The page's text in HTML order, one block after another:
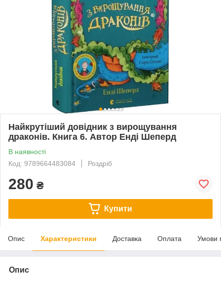
Найкрутіший довідник з вирощування
драконів. Книга 6. Автор Енді Шеперд
В наявності
Код: 9789664483084
Роздріб
280 ₴
Купити
Опис Характеристики Доставка Оплата Умови
Опис